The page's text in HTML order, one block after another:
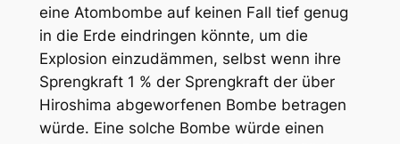
eine Atombombe auf keinen Fall tief genug
in die Erde eindringen könnte, um die
Explosion einzudämmen, selbst wenn ihre
Sprengkraft 1 % der Sprengkraft der über
Hiroshima abgeworfenen Bombe betragen
würde. Eine solche Bombe würde einen